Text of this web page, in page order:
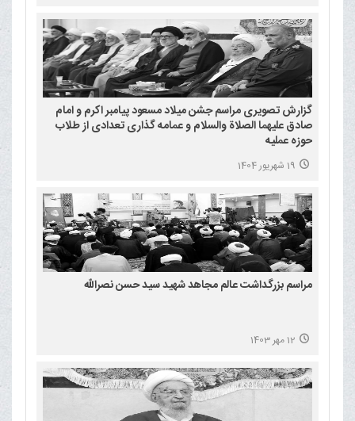
گزارش تصویری مراسم جشن میلاد مسعود پیامبر اکرم و امام
صادق علیهما الصلاة والسلام و عمامه گذاری تعدادی از طلاب
حوزه عملیه
19 شهریور 1404
مراسم بزرگداشت عالم مجاهد شهید سید حسن نصرالله
12 مهر 1403